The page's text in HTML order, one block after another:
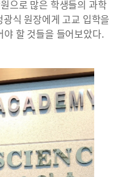
으로 많은 학생들의 과학
광식 원장에게 고교 입학을
할 것들을 들어보았다.